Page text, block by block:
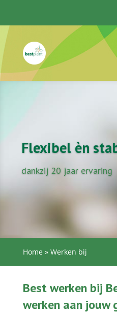
Flexibel èn
dankzij 20 jaar ervaring
Home » Werken bij
Best werken bij
werken aan jouw